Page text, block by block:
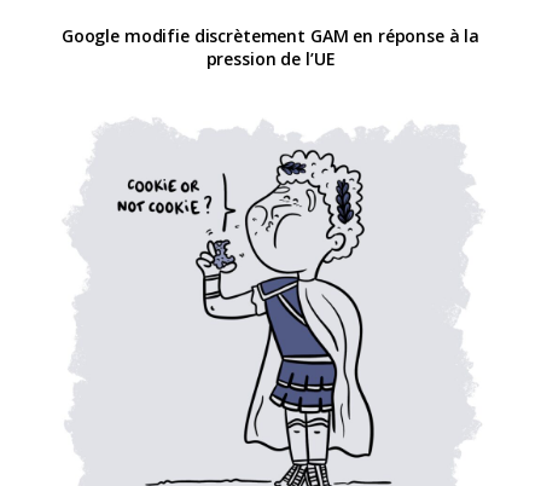
Google modifie discrètement GAM en réponse à la
pression de l’UE